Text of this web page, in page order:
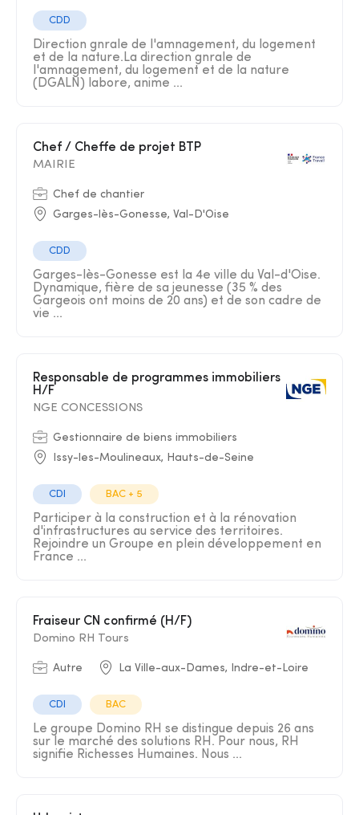
CDD
Direction gnrale de l'amnagement, du logement
et de la nature.La direction gnrale de
l'amnagement, du logement et de la nature
(DGALN) labore, anime ...
Chef / Cheffe de projet BTP
MAIRIE
Chef de chantier
Garges-lès-Gonesse, Val-D'Oise
CDD
Garges-lès-Gonesse est la 4e ville du Val-d'Oise.
Dynamique, fière de sa jeunesse (35 % des
Gargeois ont moins de 20 ans) et de son cadre de
vie ...
Responsable de programmes immobiliers
H/F
NGE CONCESSIONS
Gestionnaire de biens immobiliers
Issy-les-Moulineaux, Hauts-de-Seine
CDI BAC + 5
Participer à la construction et à la rénovation
d'infrastructures au service des territoires.
Rejoindre un Groupe en plein développement en
France ...
Fraiseur CN confirmé (H/F)
Domino RH Tours
Autre La Ville-aux-Dames, Indre-et-Loire
CDI BAC
Le groupe Domino RH se distingue depuis 26 ans
sur le marché des solutions RH. Pour nous, RH
signifie Richesses Humaines. Nous ...